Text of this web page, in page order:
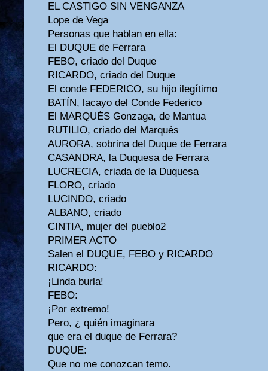
EL CASTIGO SIN VENGANZA
Lope de Vega
Personas que hablan en ella:
El DUQUE de Ferrara
FEBO, criado del Duque
RICARDO, criado del Duque
El conde FEDERICO, su hijo ilegítimo
BATÍN, lacayo del Conde Federico
El MARQUÉS Gonzaga, de Mantua
RUTILIO, criado del Marqués
AURORA, sobrina del Duque de Ferrara
CASANDRA, la Duquesa de Ferrara
LUCRECIA, criada de la Duquesa
FLORO, criado
LUCINDO, criado
ALBANO, criado
CINTIA, mujer del pueblo2
PRIMER ACTO
Salen el DUQUE, FEBO y RICARDO
RICARDO:
¡Linda burla!
FEBO:
¡Por extremo!
Pero, ¿ quién imaginara
que era el duque de Ferrara?
DUQUE:
Que no me conozcan temo.